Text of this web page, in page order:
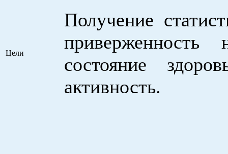
Цели
Получение
приверженность
состояние
активность.